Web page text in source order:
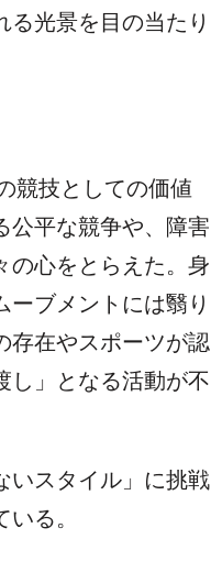
光景を目の当たり
競技としての価値
公平な競争や、障害
の心をとらえた。身
ブメントには翳り
存在やスポーツが認
し」となる活動が不
いスタイル」に挑戦
る。